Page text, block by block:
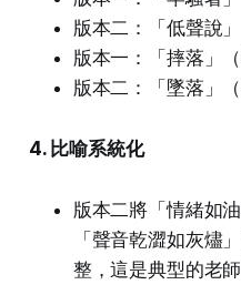
版本二：「低聲說」
版本一：「摔落」（
版本二：「墜落」
4. 比喻系統化
版本二將「情緒如
「聲音乾澀如灰燼
整，這是典型的老師